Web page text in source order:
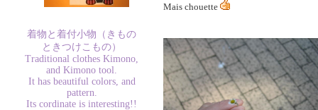
Mais chouette
着物と着付小物（きもの
ときつけこもの）
Traditional clothes Kimono,
and Kimono tool.
It has beautiful colors, and
pattern.
Its cordinate is interesting!!